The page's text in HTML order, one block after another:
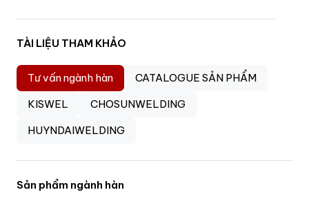
TÀI LIỆU THAM KHẢO
Tư vấn ngành hàn
CATALOGUE SẢN PHẨM
KISWEL
CHOSUNWELDING
HUYNDAIWELDING
Sản phẩm ngành hàn